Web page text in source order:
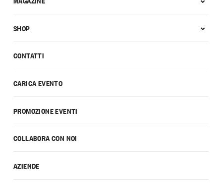
CONTATTI
CARICA EVENTO
PROMOZIONE EVENTI
COLLABORA CON NOI
AZIENDE
SHOP